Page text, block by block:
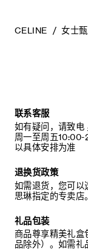
CELINE 女士
联系客服
如有疑问，请致电
周一至周五
以具体安排为准
退换货政策
如需退货，您可以
思琳指定的专卖店
礼品包装
商品尊享精美礼盒
品除外）。如需礼